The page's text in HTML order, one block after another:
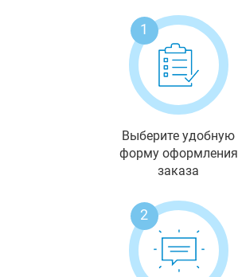
1
Выберите удобную
форму оформления
заказа
2